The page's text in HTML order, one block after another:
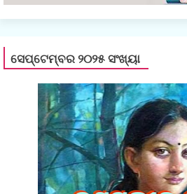
ସେପ୍ଟେମ୍ବର ୨୦୨୫ ସଂଖ୍ୟା